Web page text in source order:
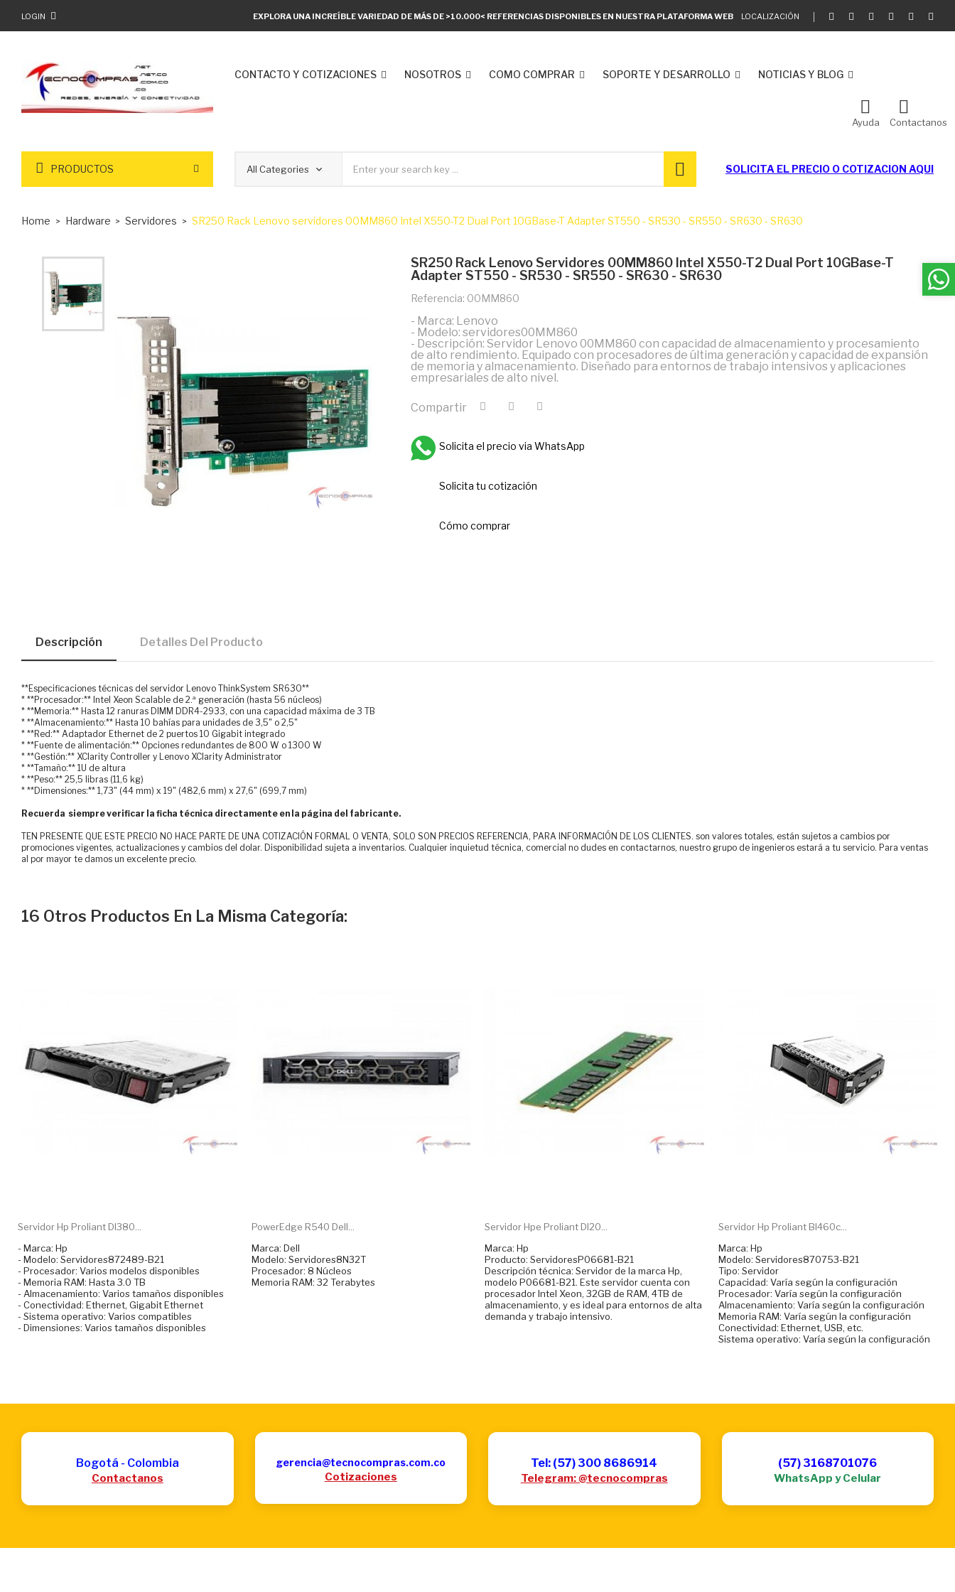
EXPLORA UNA INCREÍBLE VARIEDAD DE MÁS DE >10.000< REFERENCIAS DISPONIBLES EN NUESTRA PLATAFORMA WEB LOCALIZACIÓN
LOGIN
CONTACTO Y COTIZACIONES NOSOTROS COMO COMPRAR SOPORTE Y DESARROLLO NOTICIAS Y BLOG
Ayuda Contactanos
PRODUCTOS SOLICITA EL PRECIO O COTIZACION AQUI
Home Hardware Servidores SR250 Rack Lenovo servidores 00MM860 Intel X550-T2 Dual Port 10GBase-T Adapter ST550 - SR530 - SR550 - SR630 - SR630
SR250 Rack Lenovo Servidores 00MM860 Intel X550-T2 Dual Port 10GBase-T
Adapter ST550 - SR530 - SR550 - SR630 - SR630
Referencia: 00MM860
- Marca: Lenovo
- Modelo: servidores00MM860
- Descripción: Servidor Lenovo 00MM860 con capacidad de almacenamiento y procesamiento
de alto rendimiento. Equipado con procesadores de última generación y capacidad de expansión
de memoria y almacenamiento. Diseñado para entornos de trabajo intensivos y aplicaciones
empresariales de alto nivel.
Compartir
Solicita el precio via WhatsApp
Solicita tu cotización
Cómo comprar
Descripción Detalles Del Producto
**Especificaciones técnicas del servidor Lenovo ThinkSystem SR630**
* **Procesador:** Intel Xeon Scalable de 2.ª generación (hasta 56 núcleos)
* **Memoria:** Hasta 12 ranuras DIMM DDR4-2933, con una capacidad máxima de 3 TB
* **Almacenamiento:** Hasta 10 bahías para unidades de 3,5" o 2,5"
* **Red:** Adaptador Ethernet de 2 puertos 10 Gigabit integrado
* **Fuente de alimentación:** Opciones redundantes de 800 W o 1300 W
* **Gestión:** XClarity Controller y Lenovo XClarity Administrator
* **Tamaño:** 1U de altura
* **Peso:** 25,5 libras (11,6 kg)
* **Dimensiones:** 1,73" (44 mm) x 19" (482,6 mm) x 27,6" (699,7 mm)
Recuerda siempre verificar la ficha técnica directamente en la página del fabricante.
TEN PRESENTE QUE ESTE PRECIO NO HACE PARTE DE UNA COTIZACIÓN FORMAL O VENTA, SOLO SON PRECIOS REFERENCIA, PARA INFORMACIÓN DE LOS CLIENTES. son valores totales, están sujetos a cambios por
promociones vigentes, actualizaciones y cambios del dolar. Disponibilidad sujeta a inventarios. Cualquier inquietud técnica, comercial no dudes en contactarnos, nuestro grupo de ingenieros estará a tu servicio. Para ventas
al por mayor te damos un excelente precio.
16 Otros Productos En La Misma Categoría:
Servidor Hp Proliant Dl380...
- Marca: Hp
- Modelo: Servidores872489-B21
- Procesador: Varios modelos disponibles
- Memoria RAM: Hasta 3.0 TB
- Almacenamiento: Varios tamaños disponibles
- Conectividad: Ethernet, Gigabit Ethernet
- Sistema operativo: Varios compatibles
- Dimensiones: Varios tamaños disponibles
PowerEdge R540 Dell...
Marca: Dell
Modelo: Servidores8N32T
Procesador: 8 Núcleos
Memoria RAM: 32 Terabytes
Servidor Hpe Proliant Dl20...
Marca: Hp
Producto: ServidoresP06681-B21
Descripción técnica: Servidor de la marca Hp,
modelo P06681-B21. Este servidor cuenta con
procesador Intel Xeon, 32GB de RAM, 4TB de
almacenamiento, y es ideal para entornos de alta
demanda y trabajo intensivo.
Servidor Hp Proliant Bl460c...
Marca: Hp
Modelo: Servidores870753-B21
Tipo: Servidor
Capacidad: Varía según la configuración
Procesador: Varía según la configuración
Almacenamiento: Varía según la configuración
Memoria RAM: Varía según la configuración
Conectividad: Ethernet, USB, etc.
Sistema operativo: Varía según la configuración
Bogotá - Colombia
Contactanos
gerencia@tecnocompras.com.co
Cotizaciones
Tel: (57) 300 8686914
Telegram: @tecnocompras
(57) 3168701076
WhatsApp y Celular